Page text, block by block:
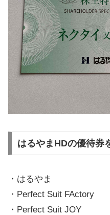
はるやまHDの優待券
・はるやま
・Perfect Suit FActory
・Perfect Suit JOY